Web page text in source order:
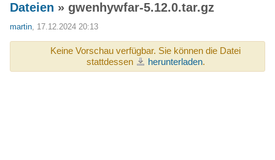
Dateien » gwenhywfar-5.12.0.tar.gz
martin, 17.12.2024 20:13
Keine Vorschau verfügbar. Sie können die Datei
stattdessen
herunterladen.